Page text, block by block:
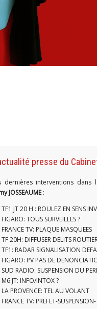
presse du
dernières interventions dans
JOSSEAUME:
TF1 JT 20 H : ROULEZ EN SENS
FIGARO: TOUS SURVEILLES ?
FRANCE TV: PLAQUE MASQUEES
TF 20H: DIFFUSER DELITS
TF1: RADAR SIGNALISATION
FIGARO: PV PAS DE
SUD RADIO: SUSPENSION DU
M6 JT: INFO/INTOX ?
LA PROVENCE: TEL AU VOLANT
FRANCE TV: PREFET-